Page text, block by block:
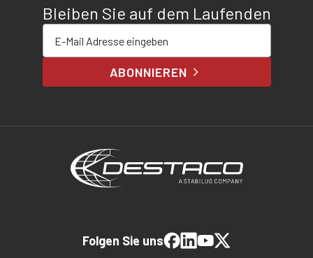
Bleiben Sie auf dem Laufenden
ABONNIEREN
Folgen Sie uns